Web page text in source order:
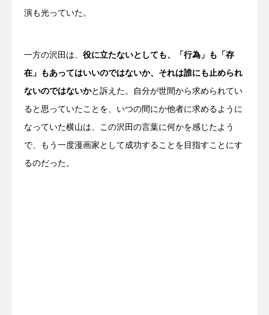
演も光っていた。
一方の沢田は、 役に立たないとしても、「行為」も「存
在」もあってはいいのではないか、それは誰にも止められ
ないのではないかと訴えた。自分が世間から求められてい
ると思っていたことを、いつの間にか他者に求めるように
なっていた横山は、この沢田の言葉に何かを感じたよう
で、もう一度漫画家として成功することを目指すことにす
るのだった。